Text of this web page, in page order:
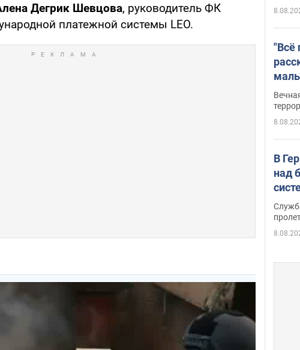
Дегрик Шевцова, руководитель ФК
платежной системы LEO.
"Всё
В
над